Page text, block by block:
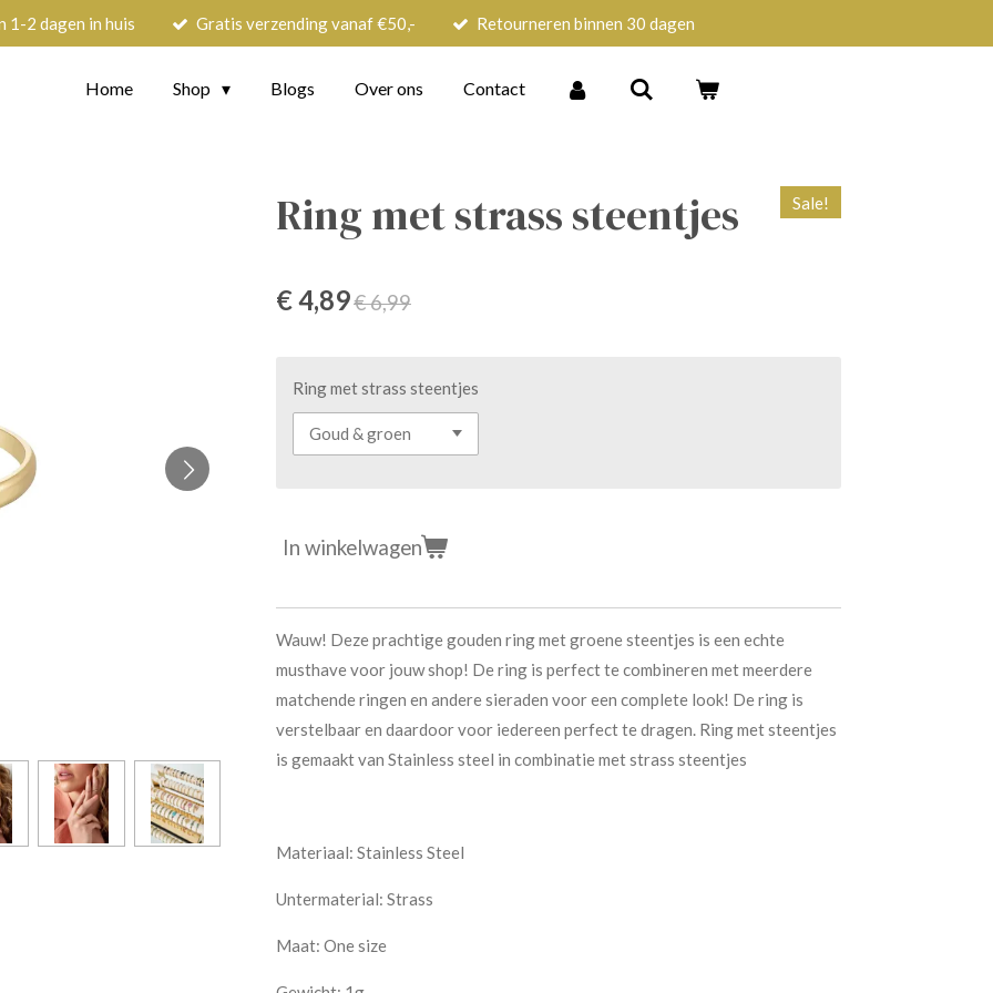
1-2 dagen in huis Gratis verzending vanaf €50,- Retourneren binnen 30 dagen
Home Shop Blogs Over ons Contact
Ring met strass steentjes Sale!
€ 4,89€ 6,99
Ring met strass steentjes
In winkelwagen
Wauw! Deze prachtige gouden ring met groene steentjes is een echte
musthave voor jouw shop! De ring is perfect te combineren met meerdere
matchende ringen en andere sieraden voor een complete look! De ring is
verstelbaar en daardoor voor iedereen perfect te dragen. Ring met steentjes
is gemaakt van Stainless steel in combinatie met strass steentjes
Materiaal: Stainless Steel
Untermaterial: Strass
Maat: One size